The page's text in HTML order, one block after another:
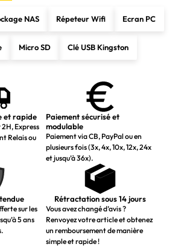
NAS Répeteur Wifi Ecran PC
Micro SD Clé USB Kingston
et rapide
Express
Relais ou
Paiement sécurisé et
modulable
Paiement via CB, PayPal ou en
plusieurs fois (3x, 4x, 10x, 12x, 24x
et jusqu’à 36x).
sur les
5 ans
Rétractation sous 14 jours
Vous avez changé d’avis ?
Renvoyez votre article et obtenez
un remboursement de manière
simple et rapide !